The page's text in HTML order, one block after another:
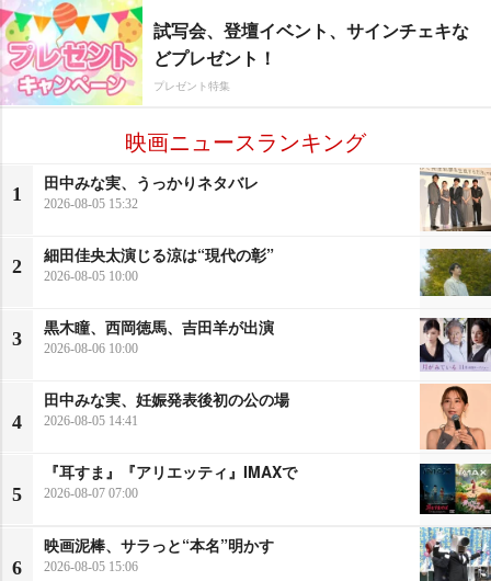
試写会、登壇イベント、サインチェキな
どプレゼント！
プレゼント特集
映画ニュースランキング
1
田中みな実、うっかりネタバレ
2026-08-05 15:32
2
細田佳央太演じる涼は“現代の彰”
2026-08-05 10:00
3
黒木瞳、西岡徳馬、吉田羊が出演
2026-08-06 10:00
4
田中みな実、妊娠発表後初の公の場
2026-08-05 14:41
5
『耳すま』『アリエッティ』IMAXで
2026-08-07 07:00
6
映画泥棒、サラっと“本名”明かす
2026-08-05 15:06